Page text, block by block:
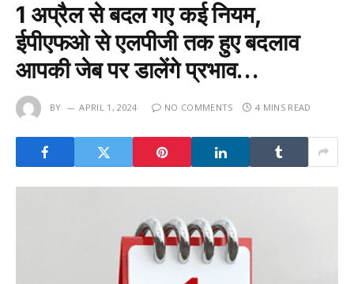
1 अप्रैल से बदल गए कई नियम,
ईपीएफओ से एलपीजी तक हुए बदलाव
आपकी जेब पर डालेंगे प्रभाव…
BY APRIL 1, 2024 NO COMMENTS 4 MINS READ